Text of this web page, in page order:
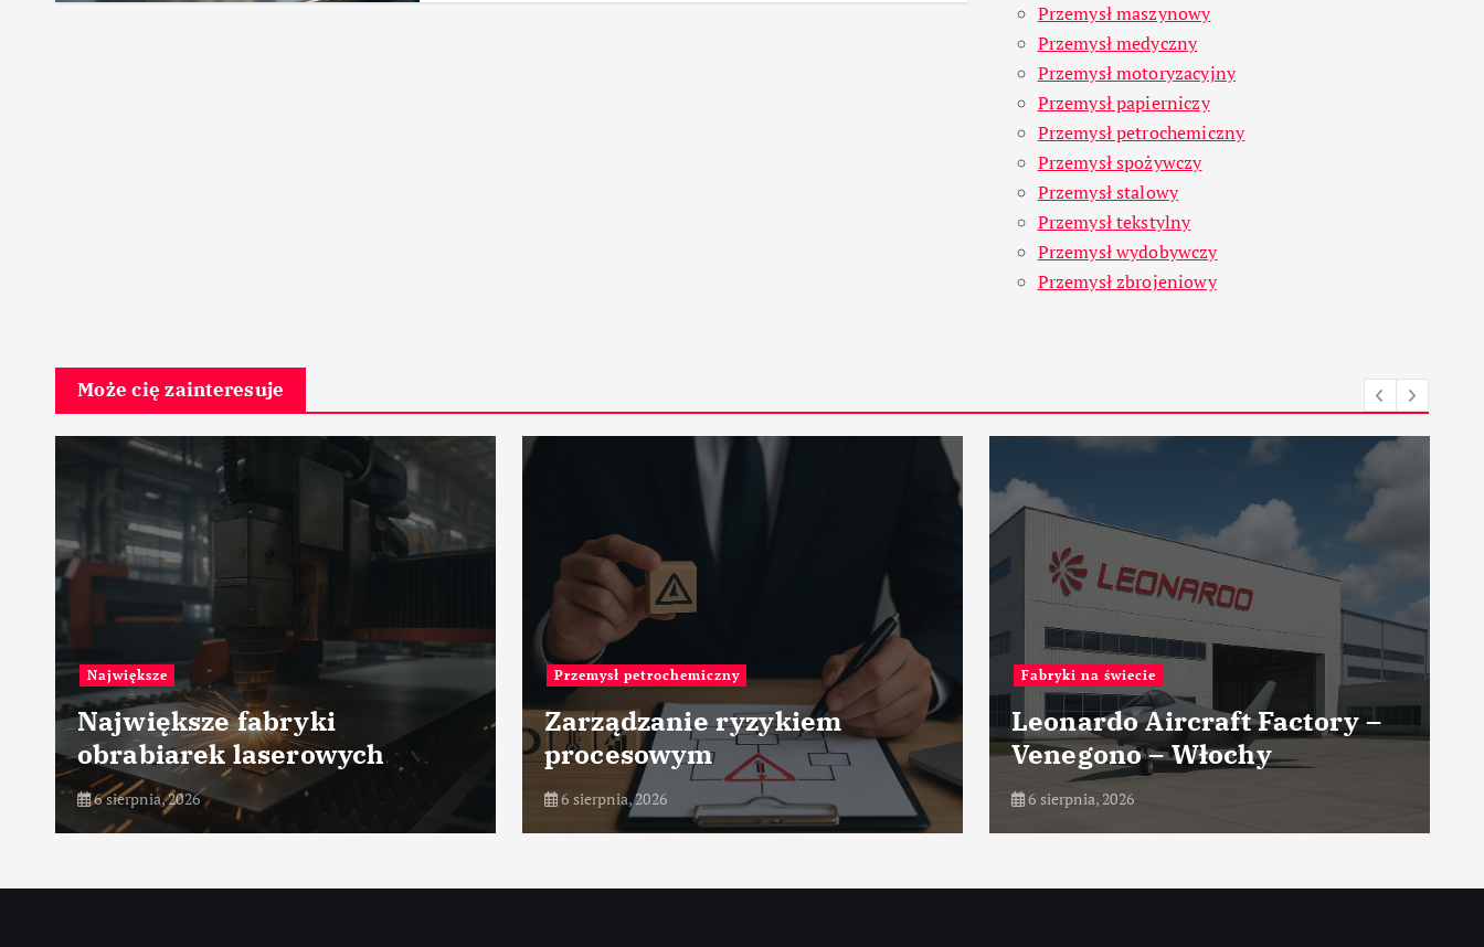
Przemysł maszynowy
Przemysł medyczny
Przemysł motoryzacyjny
Przemysł papierniczy
Przemysł petrochemiczny
Przemysł spożywczy
Przemysł stalowy
Przemysł tekstylny
Przemysł wydobywczy
Przemysł zbrojeniowy
Może cię zainteresuje
Przemysł petrochemiczny
Zarządzanie ryzykiem
procesowym
6 sierpnia, 2026
Fabryki na świecie
Leonardo Aircraft Factory –
Venegono – Włochy
6 sierpnia, 2026
Przemysł lotniczy
Nowoczesne koncepcje
układów napędowych
6 sierpnia, 2026